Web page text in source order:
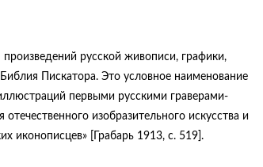
русской живописи, графики,
Пискатора. Это условное наименование
первыми русскими граверами-
изобразительного искусства и
иконописцев» [Грабарь 1913, c. 519].